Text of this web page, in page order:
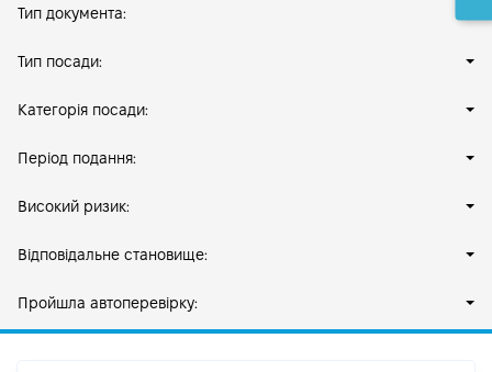
Тип документа:
Тип посади:
Категорія посади:
Період подання:
Високий ризик:
Відповідальне становище:
Пройшла автоперевірку: